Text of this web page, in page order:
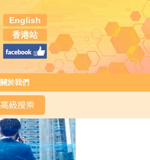
English
香港站
關於我們